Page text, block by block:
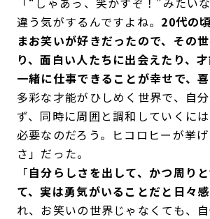
違う気がするんですよね。 20代の
まお笑いが好きだったので、その
り、面白い人たちに出会えたり、
一緒に仕事できることが幸せで、
多彩な才能がひしめく世界で、自
ず、同時に周囲と調和していくに
必要なのだろう。ヒコロヒーが挙
さ」だった。
「自分らしさを出して、かつ周り
て、実は勇気がいることだと日々感
れ、お笑いの世界じゃなくても、